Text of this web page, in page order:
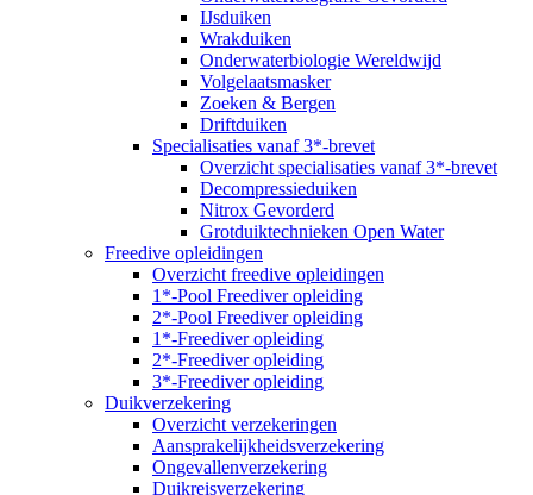
IJsduiken
Wrakduiken
Onderwaterbiologie Wereldwijd
Volgelaatsmasker
Zoeken & Bergen
Driftduiken
Specialisaties vanaf 3*-brevet
Overzicht specialisaties vanaf 3*-brevet
Decompressieduiken
Nitrox Gevorderd
Grotduiktechnieken Open Water
Freedive opleidingen
Overzicht freedive opleidingen
1*-Pool Freediver opleiding
2*-Pool Freediver opleiding
1*-Freediver opleiding
2*-Freediver opleiding
3*-Freediver opleiding
Duikverzekering
Overzicht verzekeringen
Aansprakelijkheidsverzekering
Ongevallenverzekering
Duikreisverzekering